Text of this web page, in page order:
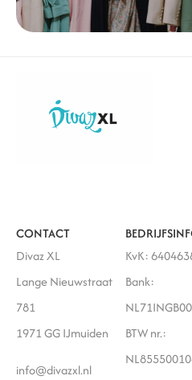
CONTACT
Divaz XL
Lange Nieuwstraat
781
1971 GG IJmuiden
info@divazxl.nl
KvK:
Bank:
BTW nr.: